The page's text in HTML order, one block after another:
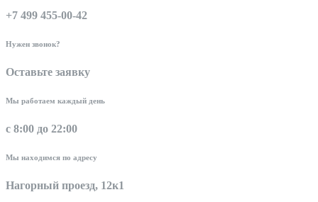
+7 499 455-00-42
Нужен звонок?
Оставьте заявку
Мы работаем каждый день
с 8:00 до 22:00
Мы находимся по адресу
Нагорный проезд, 12к1